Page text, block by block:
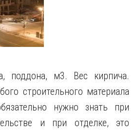
поддона, м3. Вес кирпича.
строительного материала
нужно знать при
и при отделке, это